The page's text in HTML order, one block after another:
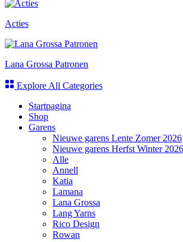
Acties
Lana Grossa Patronen
Explore All Categories
Startpagina
Shop
Garens
Nieuwe garens Lente Zomer 2026
Nieuwe garens Herfst Winter
Alle
Annell
Katia
Lamana
Lana Grossa
Lang Yarns
Rico Design
Rowan